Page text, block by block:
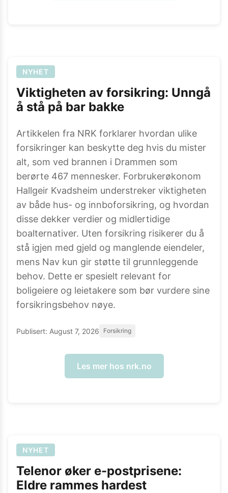
NYHET
Viktigheten av forsikring: Unngå
å stå på bar bakke
Artikkelen fra NRK forklarer hvordan ulike
forsikringer kan beskytte deg hvis du mister
alt, som ved brannen i Drammen som
berørte 467 mennesker. Forbrukerøkonom
Hallgeir Kvadsheim understreker viktigheten
av både hus- og innboforsikring, og hvordan
disse dekker verdier og midlertidige
boalternativer. Uten forsikring risikerer du å
stå igjen med gjeld og manglende eiendeler,
mens Nav kun gir støtte til grunnleggende
behov. Dette er spesielt relevant for
boligeiere og leietakere som bør vurdere sine
forsikringsbehov nøye.
Publisert: August 7, 2026 Forsikring
Les mer hos nrk.no
NYHET
Telenor øker e-postprisene:
Eldre rammes hardest